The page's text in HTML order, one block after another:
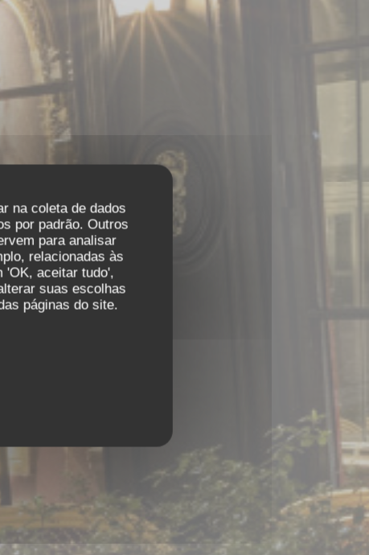
na coleta de dados
por padrão. Outros
para analisar
relacionadas às
'OK, aceitar tudo',
suas escolhas
páginas do site.
75006 PARIS